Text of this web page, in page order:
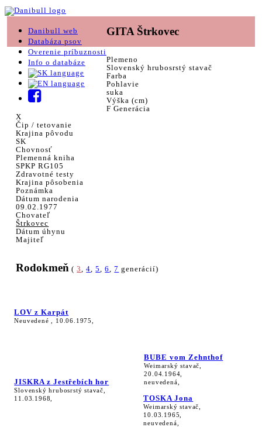
Danibull web
Databáza psov
Overenie príbuznosti
Info o databáze
GITA Štrkovec
Plemeno
Slovenský hrubosrstý stavač
Farba
Pohlavie
suka
Výška (cm)
F Generácia
X
Čip / tetovanie
Krajina pôvodu
SK
Chovnosť
Plemenná kniha
SPKP RG105
Zdravotné testy
Krajina pôsobenia
Poznámka
Dátum narodenia
09.02.1977
Chovateľ
Štrkovec
Dátum úhynu
Majiteľ
Rodokmeň (3,4,5,6,7 generácií)
LOV z Karpát
Neuvedené , 10.06.1975,
JISKRA z Jestřebích hor
Slovenský hrubosrstý stavač,
11.03.1968,
BUBE vom Zehnthof
Weimarský stavač,
20.04.1964,
neuvedená,
TOSKA Jona
Weimarský stavač,
10.03.1965,
neuvedená,